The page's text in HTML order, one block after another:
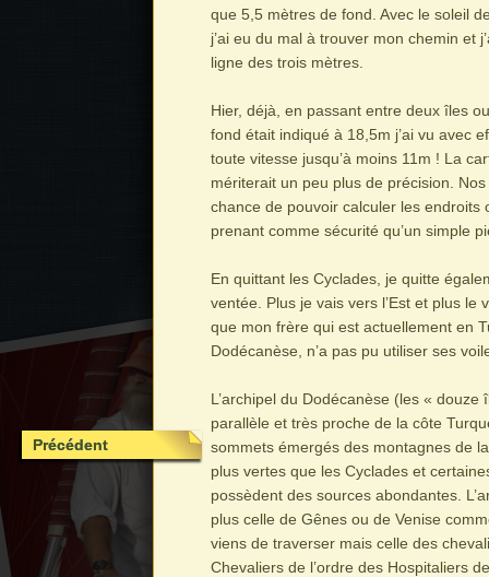
que 5,5 mètres de fond. Avec le soleil
j’ai eu du mal à trouver mon chemin et
ligne des trois mètres.
Hier, déjà, en passant entre deux îles
fond était indiqué à 18,5m j’ai vu avec
toute vitesse jusqu’à moins 11m ! La
mériterait un peu plus de précision.
chance de pouvoir calculer les endroits
prenant comme sécurité qu’un simple
En quittant les Cyclades, je quitte
ventée. Plus je vais vers l’Est et plus le
que mon frère qui est actuellement en
Dodécanèse, n’a pas pu utiliser ses
L’archipel du Dodécanèse (les « douze
parallèle et très proche de la côte
sommets émergés des montagnes de
plus vertes que les Cyclades et
possèdent des sources abondantes.
plus celle de Gênes ou de Venise
viens de traverser mais celle des
Chevaliers de l’ordre des Hospitaliers
Précédent